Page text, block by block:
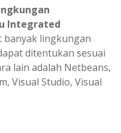
Integrated
banyak lingkungan
ditentukan sesuai
lain adalah Netbeans,
Visual Studio, Visual